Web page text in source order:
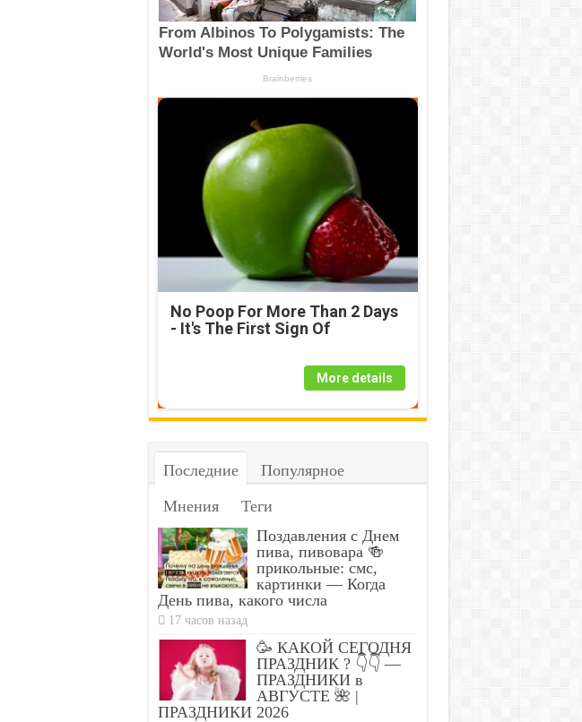
No Poop For More Than 2 Days
- It's The First Sign Of
More details
Последние
Популярное
Мнения
Теги
Поздавления с Днем
пива, пивовара 🍻
прикольные: смс,
картинки — Когда
День пива, какого числа
17 часов назад
🥳 КАКОЙ СЕГОДНЯ
ПРАЗДНИК ? 👇👇 —
ПРАЗДНИКИ в
АВГУСТЕ 🌺 |
ПРАЗДНИКИ 2026